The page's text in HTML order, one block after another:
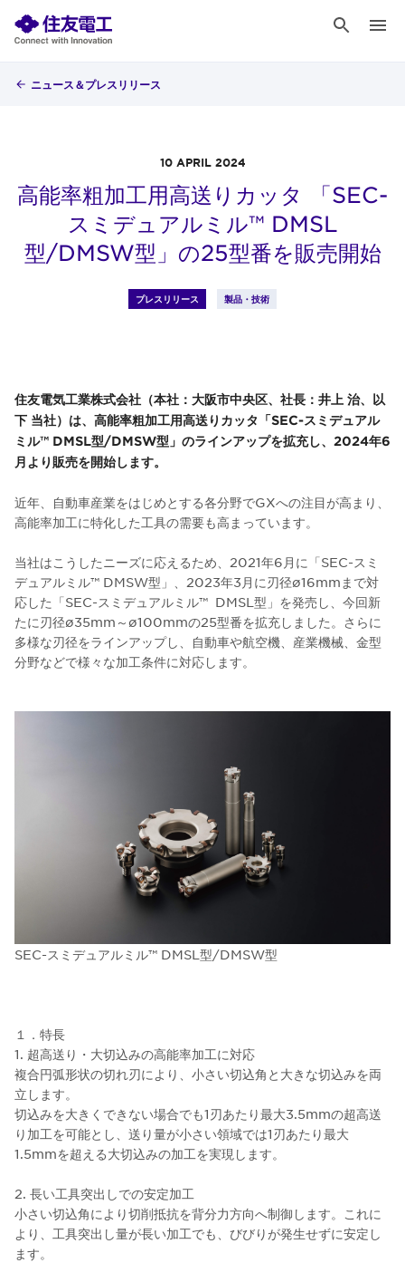
ニュース＆プレスリリース
10 APRIL 2024
高能率粗加工用高送りカッタ 「SEC-
スミデュアルミル™ DMSL
型/DMSW型」の25型番を販売開始
プレスリリース 製品・技術
住友電気工業株式会社（本社：大阪市中央区、社長：井上 治、以
下 当社）は、高能率粗加工用高送りカッタ「SEC-スミデュアル
ミル™ DMSL型/DMSW型」のラインアップを拡充し、2024年6
月より販売を開始します。
近年、自動車産業をはじめとする各分野でGXへの注目が高まり、
高能率加工に特化した工具の需要も高まっています。
当社はこうしたニーズに応えるため、2021年6月に「SEC-スミ
デュアルミル™ DMSW型」、2023年3月に刃径ø16mmまで対
応した「SEC-スミデュアルミル™ DMSL型」を発売し、今回新
たに刃径ø35mm～ø100mmの25型番を拡充しました。さらに
多様な刃径をラインアップし、自動車や航空機、産業機械、金型
分野などで様々な加工条件に対応します。
SEC-スミデュアルミル™ DMSL型/DMSW型
１．特長
1. 超高送り・大切込みの高能率加工に対応
複合円弧形状の切れ刃により、小さい切込角と大きな切込みを両
立します。
切込みを大きくできない場合でも1刃あたり最大3.5mmの超高送
り加工を可能とし、送り量が小さい領域では1刃あたり最大
1.5mmを超える大切込みの加工を実現します。
2. 長い工具突出しでの安定加工
小さい切込角により切削抵抗を背分力方向へ制御します。これに
より、工具突出し量が長い加工でも、びびりが発生せずに安定し
ます。